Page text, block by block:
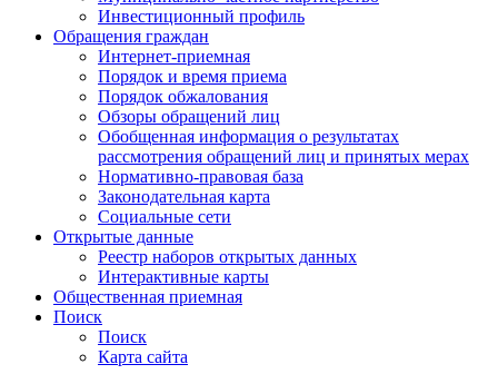
Инвестиционный профиль
Обращения граждан
Интернет-приемная
Порядок и время приема
Порядок обжалования
Обзоры обращений лиц
Обобщенная информация о результатах
рассмотрения обращений лиц и принятых мерах
Нормативно-правовая база
Законодательная карта
Социальные сети
Открытые данные
Реестр наборов открытых данных
Интерактивные карты
Общественная приемная
Поиск
Поиск
Карта сайта